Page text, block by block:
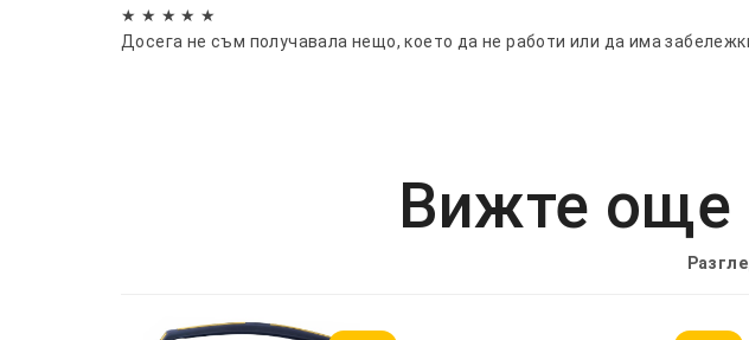
★ ★ ★ ★ ★
Досега не съм получавала нещо, което да не работи или да има
Вижте още